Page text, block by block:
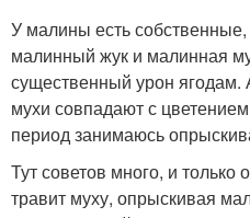
У малины есть
малинный жук и малинная
существенный урон ягодам.
мухи совпадают с
период занимаюсь
Тут советов много, и только
травит муху, опрыскивая